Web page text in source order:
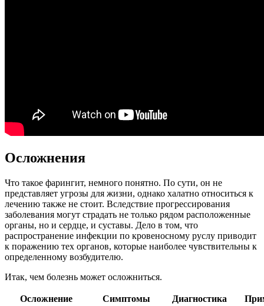
Осложнения
Что такое фарингит, немного понятно. По сути, он не
представляет угрозы для жизни, однако халатно относиться к
лечению также не стоит. Вследствие прогрессирования
заболевания могут страдать не только рядом расположенные
органы, но и сердце, и суставы. Дело в том, что
распространение инфекции по кровеносному руслу приводит
к поражению тех органов, которые наиболее чувствительны к
определенному возбудителю.
Итак, чем болезнь может осложниться.
Осложнение Симптомы Диагностика